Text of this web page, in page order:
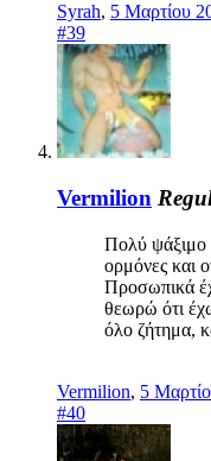
Syrah, 5 Μαρτίου
#39
Vermilion
Πολύ ψάξιμο
ορμόνες και
Προσωπικά
θεωρώ ότι
όλο ζήτημα,
Vermilion, 5
#40